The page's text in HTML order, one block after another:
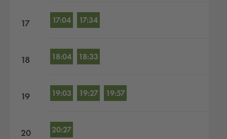
17 17:04 17:34
18 18:04 18:33
19 19:03 19:27 19:57
20 20:27